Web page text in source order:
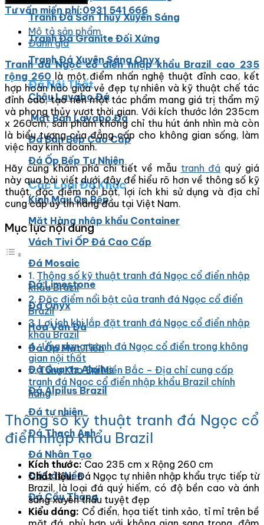
Tranh Đá Sơn Thủy Xuyên Sáng
Tranh Đá Granite Đối Xứng
Tranh Đá Xuyên Sáng Onyx
Đá Nội Thất
Chậu Lavabo Đá
Mặt Bàn Lavabo Đá
Đá Bàn Bếp Cao Cấp
Đá Ốp Bếp Tự Nhiên
Các Loại Đá Khác
Kính Màu Ốp Bếp
Mặt Hàng nhập khẩu Container
Vách Tivi ỐP Đá Cao Cấp
Đá Mosaic
Đá Limestone
Đá Onyx
Hoa Văn Đá
Đá Ốp Mặt Tiền
Đá Quartz Alpilus
Đá Alpilus Brazil
Đá tự nhiên
Đá Thạch Anh
Đá Nhân Tạo
Đá Lát Nền
Đá Cầu Thang
Tư vấn miến phí:0931 541 666
Mô tả sản phẩm
Đánh giá
Tranh đá Ngọc cổ điển nhập khẩu Brazil cao 235
rộng 260 là một điểm nhấn nghệ thuật đỉnh cao, kết
hợp hoàn hảo giữa vẻ đẹp tự nhiên và kỹ thuật chế tác
đỉnh cao, tạo nên một tác phẩm mang giá trị thẩm mỹ
và phong thủy vượt thời gian. Với kích thước lớn 235cm
x 260cm, sản phẩm không chỉ thu hút ánh nhìn mà còn
là biểu tượng của đẳng cấp cho không gian sống, làm
việc hay kinh doanh.
Hãy cùng khám phá chi tiết về mẫu tranh đá quý giá
này qua bài viết dưới đây để hiểu rõ hơn về thông số kỹ
thuật, đặc điểm nổi bật, lợi ích khi sử dụng và địa chỉ
cung cấp uy tín hàng đầu tại Việt Nam.
Mục lục nội dung
Thông số kỹ thuật tranh đá Ngọc cổ điển nhập
khẩu Brazil
Đặc điểm nổi bật của tranh đá Ngọc cổ điển
Brazil
Lợi ích khi lắp đặt tranh đá Ngọc cổ điển nhập
khẩu Brazil
Ứng dụng tranh đá Ngọc cổ điển trong không
gian nội thất
Tổng Kho Đá Miền Bắc – Địa chỉ cung cấp
tranh đá Ngọc cổ điển nhập khẩu Brazil chính
hãng
Thông số kỹ thuật tranh đá Ngọc cổ
điển nhập khẩu Brazil
Kích thước: Cao 235 cm x Rộng 260 cm
Chất liệu:Đá Ngọc tự nhiên nhập khẩu trực tiếp từ
Brazil, là loại đá quý hiếm, có độ bền cao và ánh
sáng xuyên thấu tuyệt đẹp
Kiểu dáng: Cổ điển, họa tiết tinh xảo, tỉ mỉ trên bề